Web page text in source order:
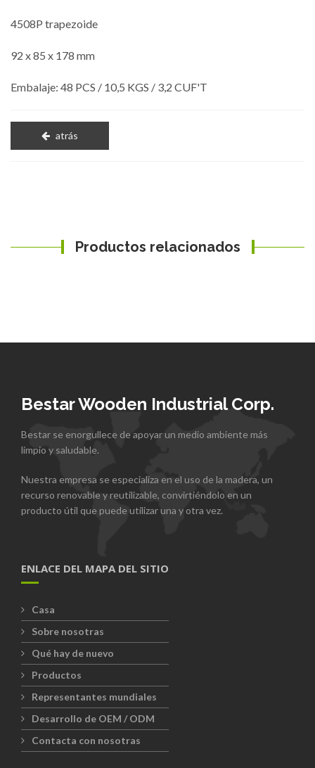
4508P trapezoide
92 x 85 x 178 mm
Embalaje: 48 PCS / 10,5 KGS / 3,2 CUF'T
atrás
Productos relacionados
Bestar Wooden Industrial Corp.
Bestar se enorgullece de apoyar un medio ambiente más
limpio y saludable.
Nuestra empresa se especializa en el uso de la madera, un
recurso renovable y reutilizable, convirtiéndolo en un
producto útil que puede utilizar una y otra vez.
ENLACE DEL MAPA DEL SITIO
Casa
Sobre nosotras
Qué hay de nuevo
Productos
Representantes mundiales
Desarrollo de OEM / ODM
Contacta con nosotras